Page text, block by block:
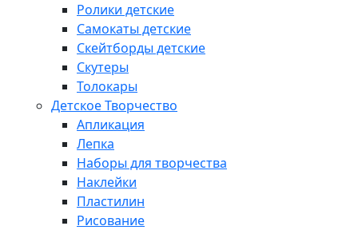
Ролики детские
Самокаты детские
Скейтборды детские
Скутеры
Толокары
Детское Творчество
Апликация
Лепка
Наборы для творчества
Наклейки
Пластилин
Рисование